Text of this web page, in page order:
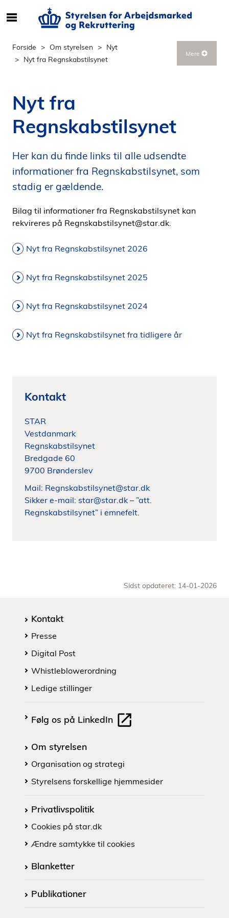
e
r
n
h
o
l
d
å
s
d
n
Forside Om styrelsen
Nyt
Nyt fra Regnskabstilsynet
Mere
Nyt fra
Regnskabstilsynet
Her kan du finde links til alle udsendte
informationer fra Regnskabstilsynet, som
stadig er gældende.
Bilag til informationer fra Regnskabstilsynet kan
rekvireres på Regnskabstilsynet@star.dk.
Nyt fra Regnskabstilsynet 2026
Nyt fra Regnskabstilsynet 2025
Nyt fra Regnskabstilsynet 2024
Nyt fra Regnskabstilsynet fra tidligere år
Kontakt
STAR
Vestdanmark
Regnskabstilsynet
Bredgade 60
9700 Brønderslev
Mail: Regnskabstilsynet@star.dk
Sikker e-mail: star@star.dk – ”att.
Regnskabstilsynet” i emnefelt.
Sidst opdateret: 14-01-2026
Kontakt
Presse
Digital Post
Whistleblowerordning
Ledige stillinger
Følg os på LinkedIn
Om styrelsen
Organisation og strategi
Styrelsens forskellige hjemmesider
Privatlivspolitik
Cookies på star.dk
Ændre samtykke til cookies
Blanketter
Publikationer